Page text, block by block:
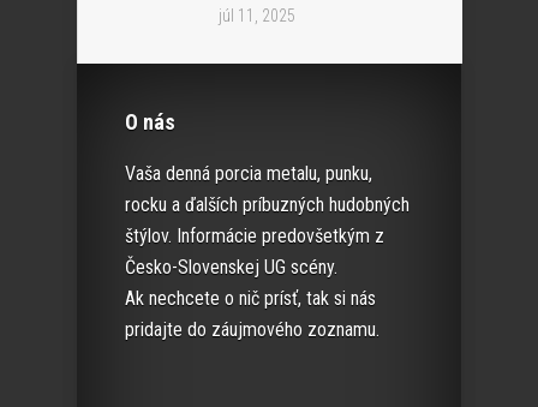
júl 11, 2025
O nás
Vaša denná porcia metalu, punku,
rocku a ďalších príbuzných hudobných
štýlov. Informácie predovšetkým z
Česko-Slovenskej UG scény.
Ak nechcete o nič prísť, tak si nás
pridajte do záujmového zoznamu.